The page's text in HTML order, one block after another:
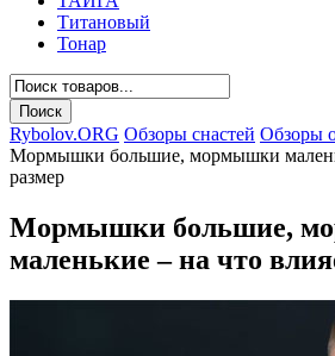
Титановый
Тонар
Rybolov.ORG Обзоры снастей Обзоры
Мормышки большие, мормышки
размер
Мормышки большие,
маленькие – на что